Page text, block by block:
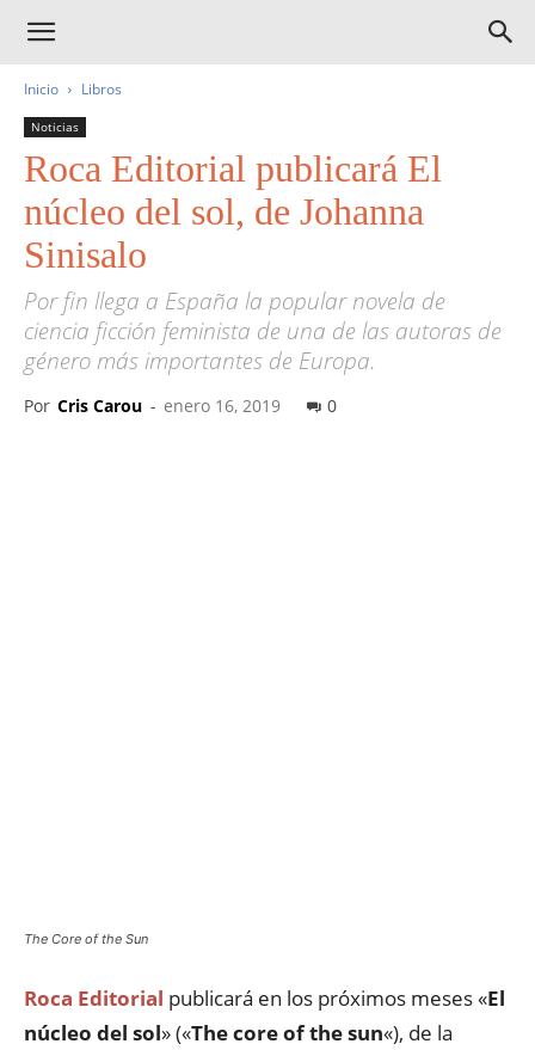
Inicio Libros
Noticias
Roca Editorial publicará El
núcleo del sol, de Johanna
Sinisalo
Por fin llega a España la popular novela de
ciencia ficción feminista de una de las autoras de
género más importantes de Europa.
Por Cris Carou - enero 16, 2019 0
The Core of the Sun
Roca Editorial publicará en los próximos meses «El
núcleo del sol» («The core of the sun«), de la